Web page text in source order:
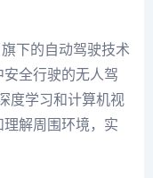
下的自动驾驶技术
全行驶的无人驾
度学习和计算机视
解周围环境，实